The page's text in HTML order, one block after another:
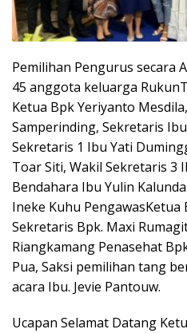
Pemilihan Pengurus secara
45 anggota keluarga
‎Ketua Bpk Yeriyanto
Samperinding‎, Sekretaris
Sekretaris 1 Ibu Yati
Toar Siti‎, Wakil Sekretaris 3
Bendahara Ibu Yulin
Ineke Kuhu‎‎ Pengawas‎Ketua
Sekretaris Bpk. Maxi
Riangkamang‎‎ Penasehat‎
Pua‎‎, Saksi pemilihan tang
acara Ibu. Jevie Pantouw.
‎‎Ucapan Selamat Datang